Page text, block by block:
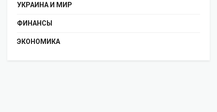
УКРАИНА И МИР
ФИНАНСЫ
ЭКОНОМИКА